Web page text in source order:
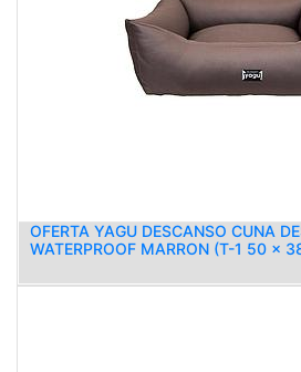
OFERTA YAGU DESCANSO CUNA
WATERPROOF MARRON (T-1 50 x